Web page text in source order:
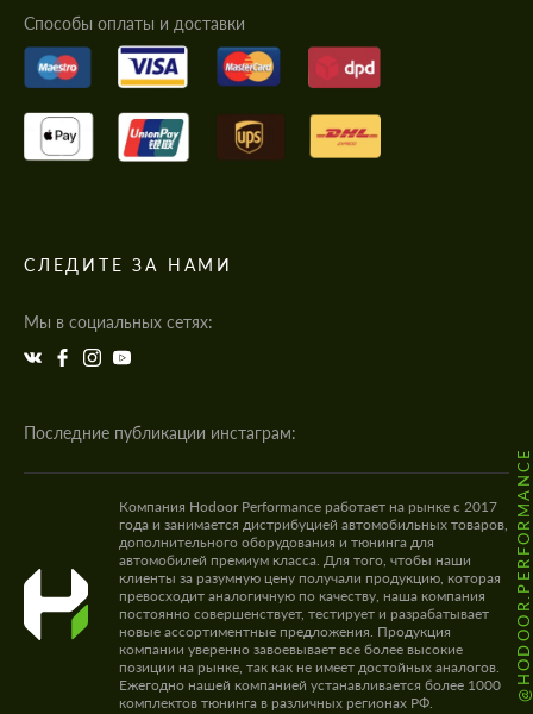
Cпособы оплаты и доставки
СЛЕДИТЕ ЗА НАМИ
Мы в социальных сетях:
Последние публикации инстаграм:
@HODOOR.PERFORMANCE
Компания Hodoor Performance работает на рынке с 2017
года и занимается дистрибуцией автомобильных товаров,
дополнительного оборудования и тюнинга для
автомобилей премиум класса. Для того, чтобы наши
клиенты за разумную цену получали продукцию, которая
превосходит аналогичную по качеству, наша компания
постоянно совершенствует, тестирует и разрабатывает
новые ассортиментные предложения. Продукция
компании уверенно завоевывает все более высокие
позиции на рынке, так как не имеет достойных аналогов.
Ежегодно нашей компанией устанавливается более 1000
комплектов тюнинга в различных регионах РФ.